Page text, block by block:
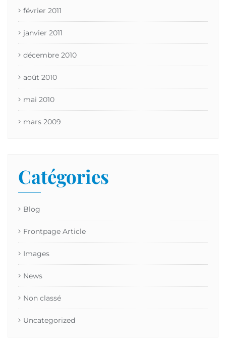
février 2011
janvier 2011
décembre 2010
août 2010
mai 2010
mars 2009
Catégories
Blog
Frontpage Article
Images
News
Non classé
Uncategorized